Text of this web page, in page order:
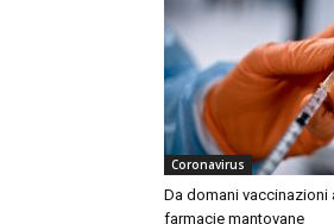
Coronavirus
Da domani vaccinazioni
farmacie mantovane